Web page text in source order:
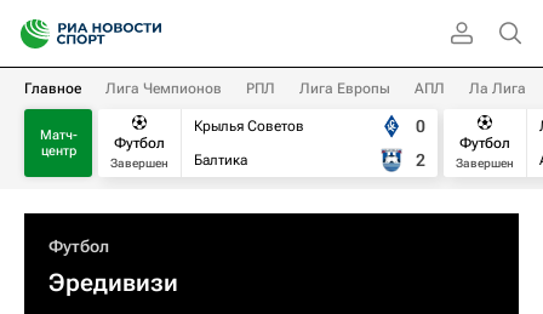
Главное Лига Чемпионов РПЛ Лига Европы АПЛ Ла Лига
Матч-
центр
Футбол
Завершен
Крылья Советов
Балтика
0
2
Футбол
Завершен
Футбол
Эредивизи